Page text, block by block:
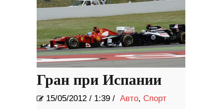
Гран при Испании
15/05/2012 / 1:39 / Авто, Спорт